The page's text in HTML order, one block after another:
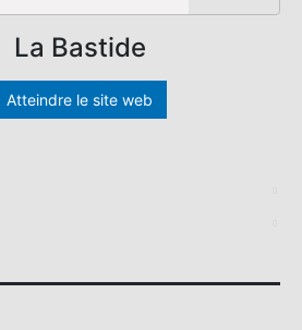
La Bastide
Atteindre le site web